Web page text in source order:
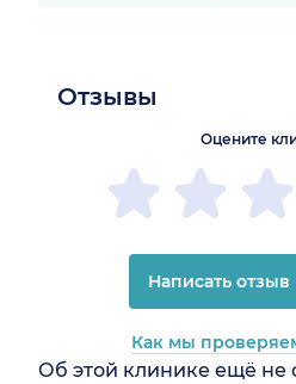
Отзывы
Об этой клинике ещё не
Оцените
Написать отзыв
Как мы